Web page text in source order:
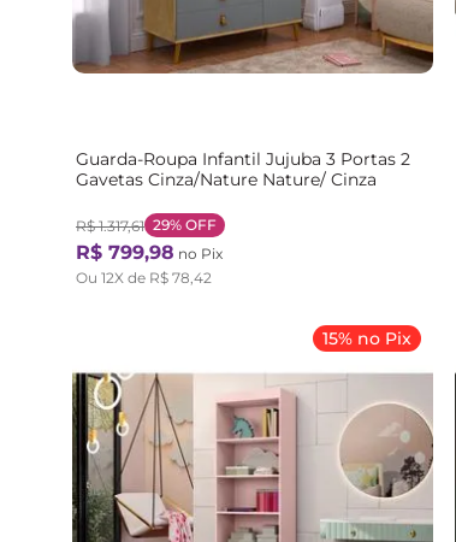
Guarda-Roupa Infantil Jujuba 3 Portas 2
Gavetas Cinza/Nature Nature/ Cinza
R$ 1.317,61 29% OFF
R$ 799,98 no Pix
Ou 12X de R$ 78,42
15% no Pix